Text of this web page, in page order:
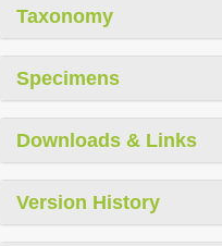
Taxonomy
Specimens
Downloads & Links
Version History